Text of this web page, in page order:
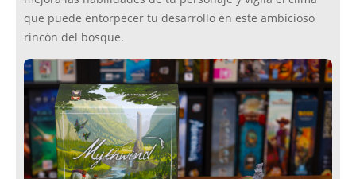
que puede entorpecer tu desarrollo en este ambicioso
rincón del bosque.